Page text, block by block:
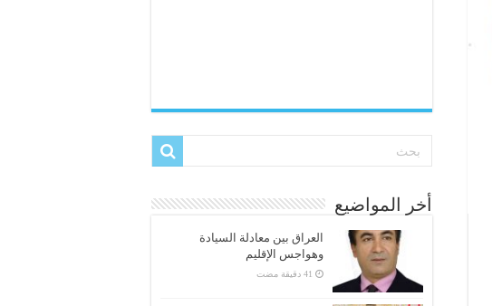
أخر المواضيع
العراق بين معادلة السيادة
وهواجس الإقليم